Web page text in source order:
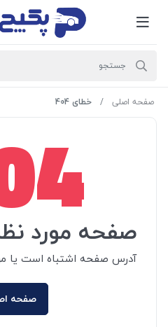
صفحه اصلی خطای 404
صفحه مورد
آدرس صفحه اشتباه است یا
صفحه